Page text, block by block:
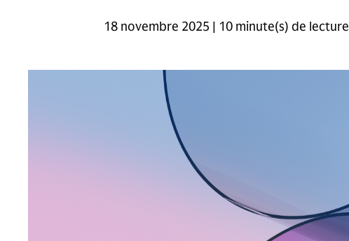
18 novembre 2025 | 10 minute(s) de lecture